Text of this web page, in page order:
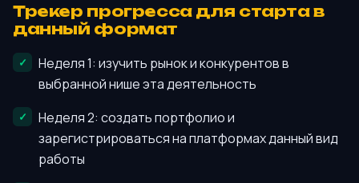
Трекер прогресса для старта в
данный формат
Неделя 1: изучить рынок и конкурентов в
выбранной нише эта деятельность
Неделя 2: создать портфолио и
зарегистрироваться на платформах данный вид
работы